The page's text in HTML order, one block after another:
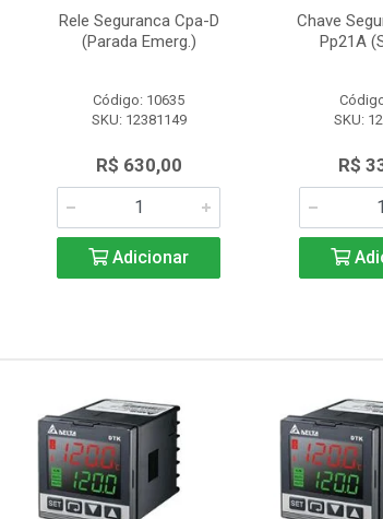
Rele Seguranca Cpa-D
(Parada Emerg.)
Código: 10635
SKU: 12381149
R$ 630,00
Adicionar
Chave
Pp21A
SKU:
R$